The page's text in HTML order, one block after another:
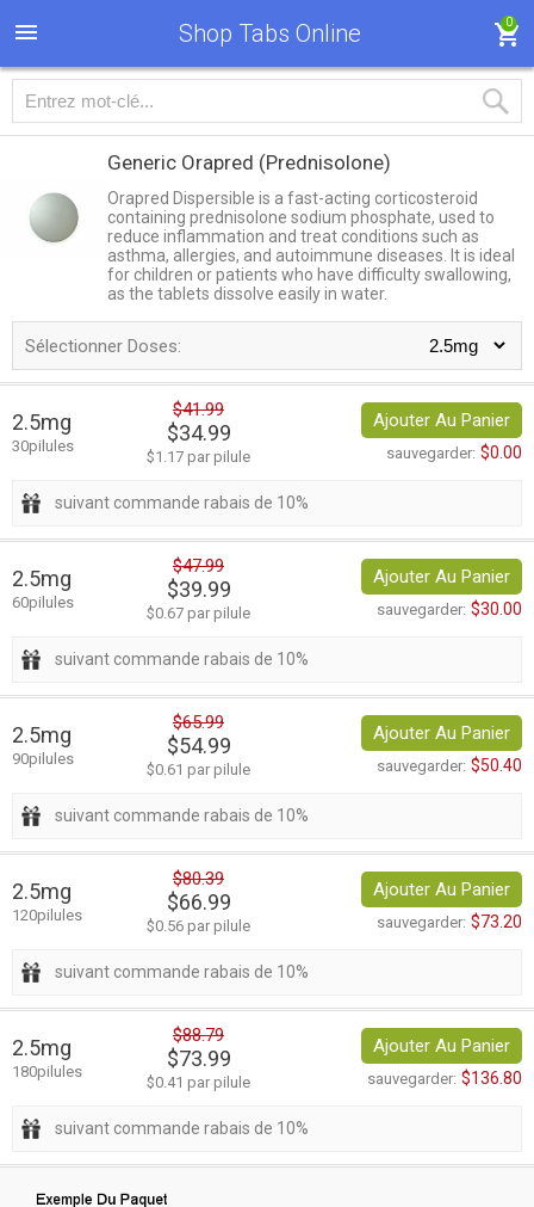
Shop Tabs Online 0
Generic Orapred (Prednisolone)
Orapred Dispersible is a fast-acting corticosteroid
containing prednisolone sodium phosphate, used to
reduce inflammation and treat conditions such as
asthma, allergies, and autoimmune diseases. It is ideal
for children or patients who have difficulty swallowing,
as the tablets dissolve easily in water.
Sélectionner Doses:
2.5mg
30pilules
$41.99
$34.99
$1.17 par pilule
Ajouter Au Panier
sauvegarder: $0.00
suivant commande rabais de 10%
2.5mg
60pilules
$47.99
$39.99
$0.67 par pilule
Ajouter Au Panier
sauvegarder: $30.00
suivant commande rabais de 10%
2.5mg
90pilules
$65.99
$54.99
$0.61 par pilule
Ajouter Au Panier
sauvegarder: $50.40
suivant commande rabais de 10%
2.5mg
120pilules
$80.39
$66.99
$0.56 par pilule
Ajouter Au Panier
sauvegarder: $73.20
suivant commande rabais de 10%
2.5mg
180pilules
$88.79
$73.99
$0.41 par pilule
Ajouter Au Panier
sauvegarder: $136.80
suivant commande rabais de 10%